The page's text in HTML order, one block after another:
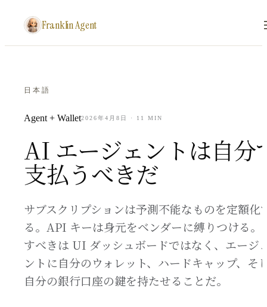
Franklin Agent
日本語
Agent + Wallet2026年4月8日 · 11 MIN
AI エージェントは自分
支払うべきだ
サブスクリプションは予測不能なものを定額化
る。API キーは身元をベンダーに縛りつける。
すべきは UI ダッシュボードではなく、エージ
ントに自分のウォレット、ハードキャップ、そ
自分の銀行口座の鍵を持たせることだ。